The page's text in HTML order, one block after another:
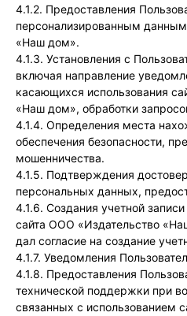
4.1.2. Предоставления
персонализированным
«Наш дом».
4.1.3. Установления с
включая направление
касающихся использования
«Наш дом», обработки
4.1.4. Определения места
обеспечения безопасности,
мошенничества.
4.1.5. Подтверждения
персональных данных,
4.1.6. Создания учетной
сайта ООО «Издательство
дал согласие на создание
4.1.7. Уведомления
4.1.8. Предоставления
технической поддержки при
связанных с использованием